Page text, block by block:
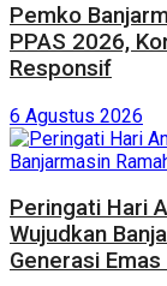
Pemko
PPAS 2026,
Responsif
6 Agustus 2026
Peringati Hari
Wujudkan
Generasi